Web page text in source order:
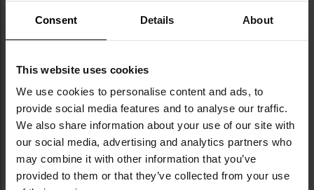
Consent Details About
This website uses cookies
We use cookies to personalise content and ads, to
provide social media features and to analyse our traffic.
We also share information about your use of our site with
our social media, advertising and analytics partners who
may combine it with other information that you’ve
provided to them or that they’ve collected from your use
Ładownica na magazynek
Reload Pouch Pistol MK II -
BlackNatychmiast
149,95 zł
DO KOSZYKA
Pistol Mag Pouch - Black
Natychmiast
129,95 zł
DO KOSZYKA